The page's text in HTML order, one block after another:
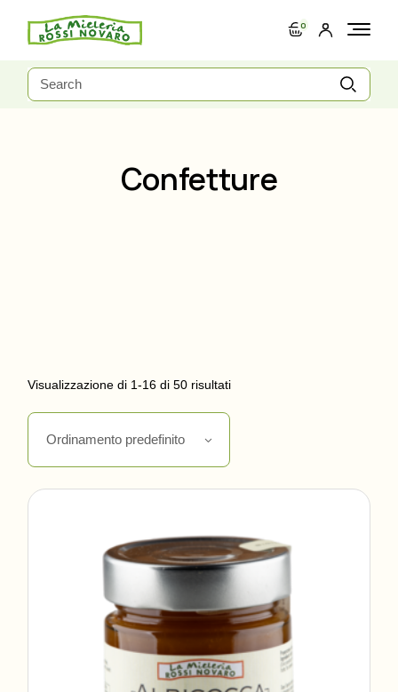
content
0
Search
for:
Confetture
Visualizzazione di 1-16 di 50 risultati
Ordinamento predefinito